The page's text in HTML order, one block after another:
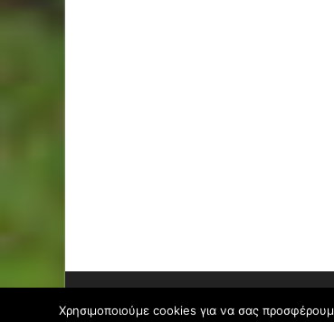
Χρησιμοποιούμε cookies για να σας